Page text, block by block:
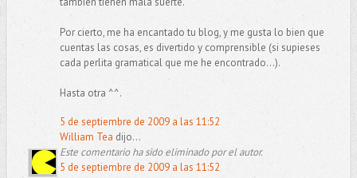
Por cierto, me ha encantado tu blog, y me gusta lo bien que
cuentas las cosas, es divertido y comprensible (si supieses
cada perlita gramatical que me he encontrado...).
Hasta otra ^^.
5 de septiembre de 2009 a las 11:52
William Tea dijo...
Este comentario ha sido eliminado por el autor.
5 de septiembre de 2009 a las 11:52